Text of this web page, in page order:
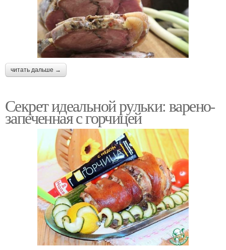
читать дальше →
Секрет идеальной рульки: варено-
запеченная с горчицей